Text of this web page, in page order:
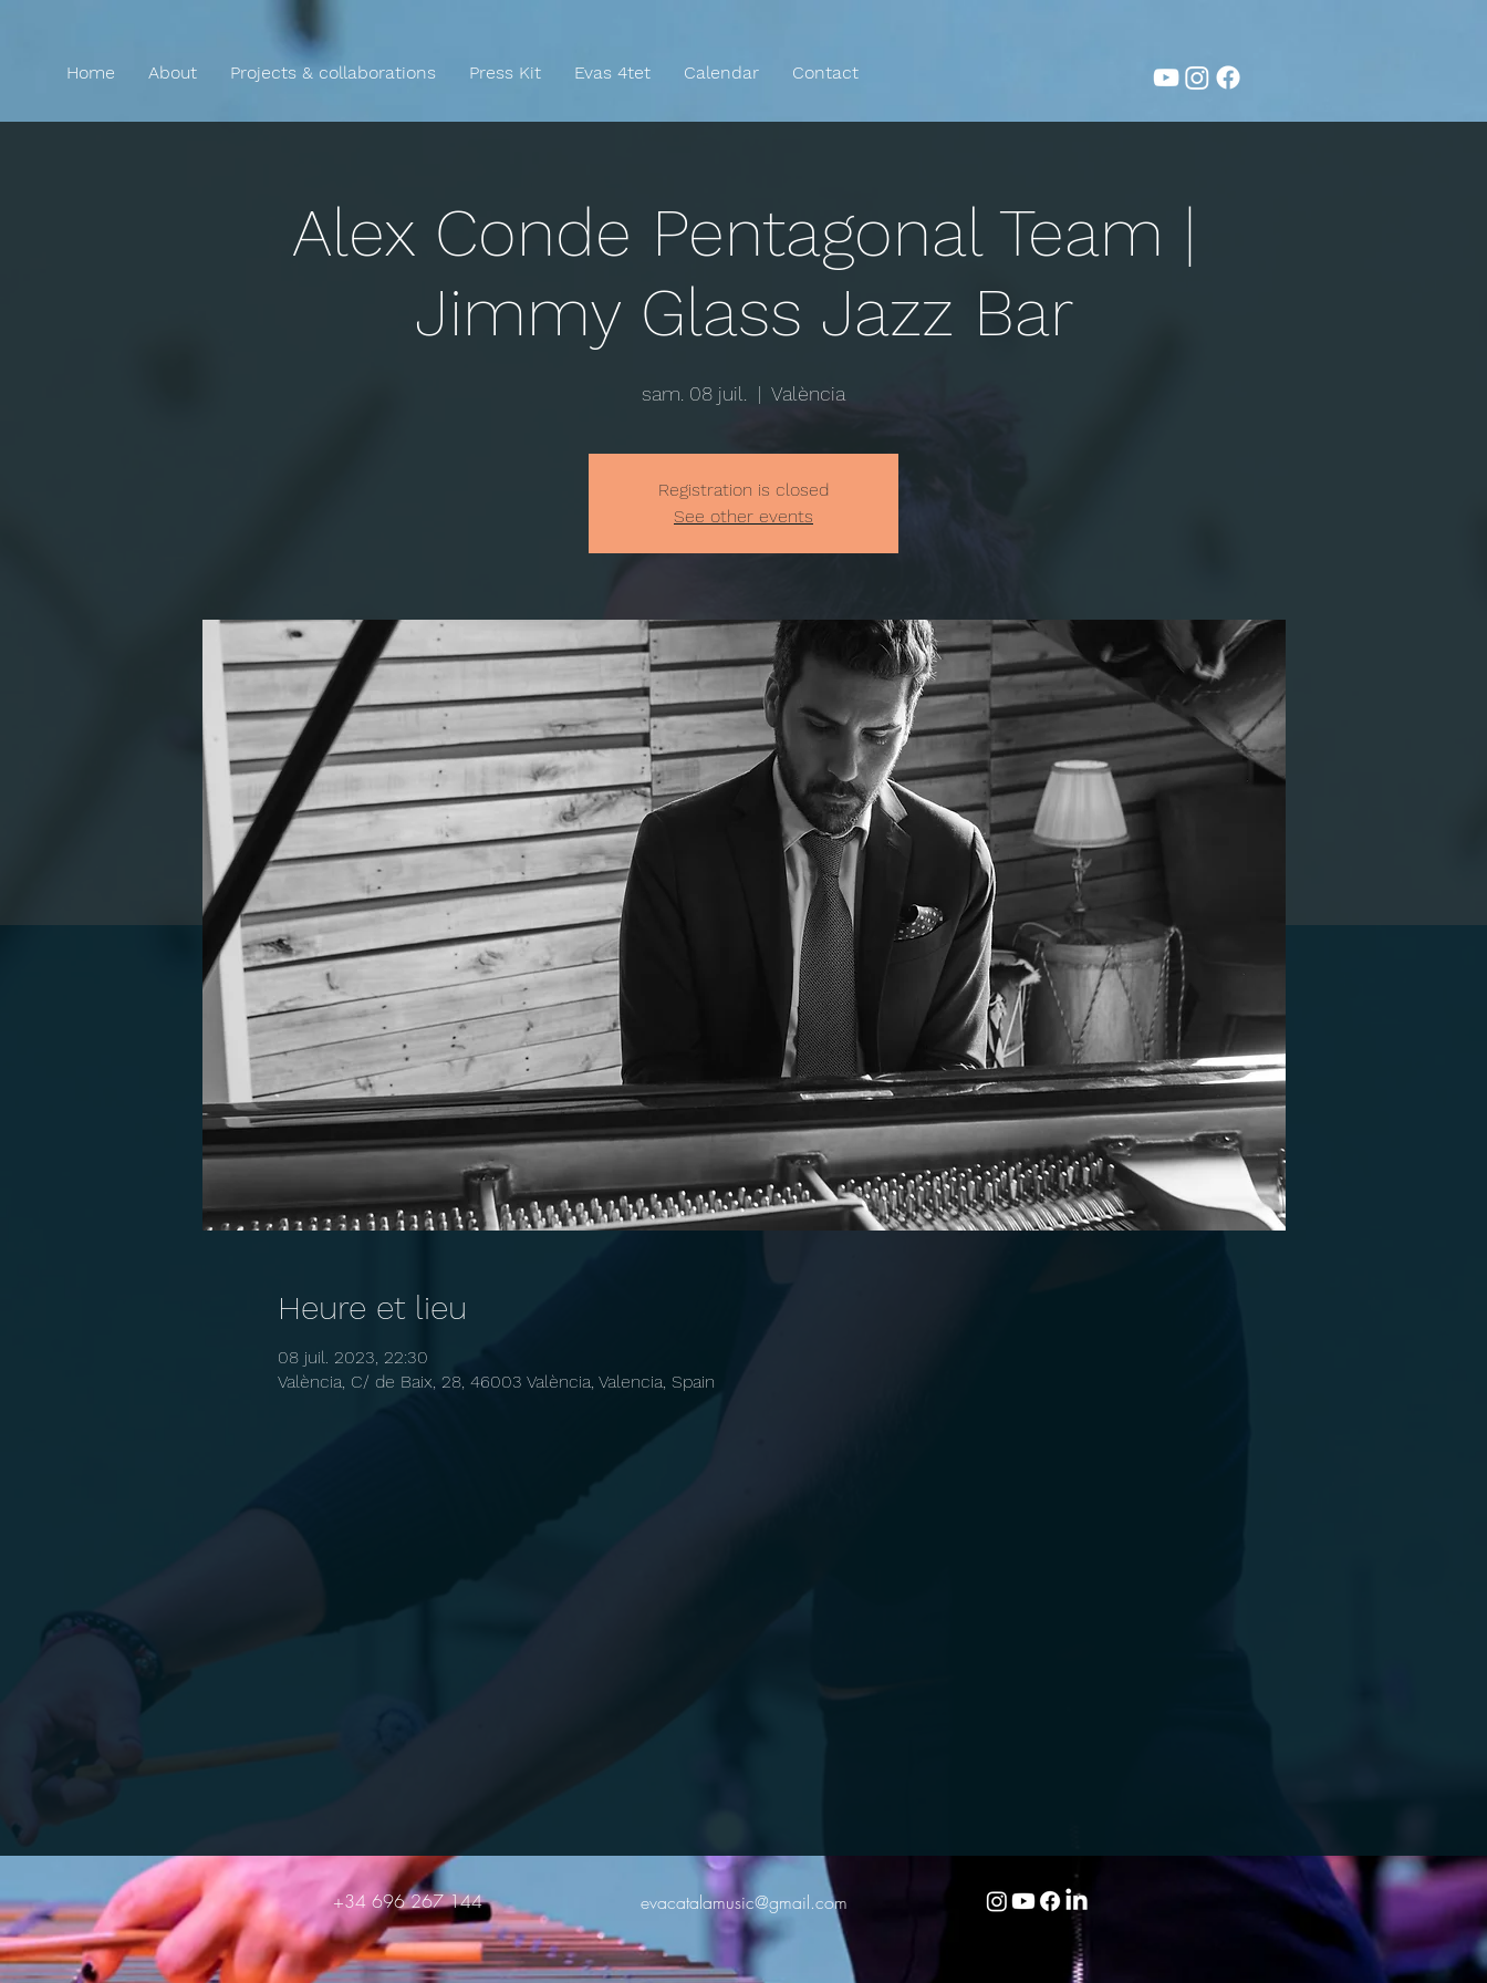
Home About Projects & collaborations Press Kit Evas 4tet Calendar Contact
Alex Conde Pentagonal Team |
Jimmy Glass Jazz Bar
sam. 08 juil.
  |
València
Registration is closed
See other events
Heure et lieu
08 juil. 2023, 22:30
València, C/ de Baix, 28, 46003 València, Valencia, Spain
+34 696 267 144 evacatalamusic@gmail.com